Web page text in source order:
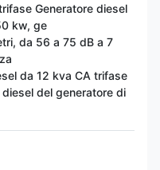
Generatore diesel
kw, ge
da 56 a 75 dB a 7
da 12 kva CA trifase
del generatore di